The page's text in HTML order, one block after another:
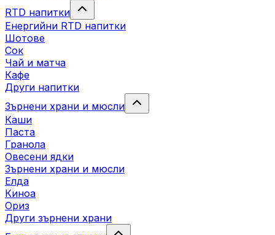
RTD напитки
Енергийни RTD напитки
Шотове
Сок
Чай и матча
Кафе
Други напитки
Зърнени храни и мюсли
Каши
Паста
Гранола
Овесени ядки
Зърнени храни и мюсли
Елда
Киноа
Ориз
Други зърнени храни